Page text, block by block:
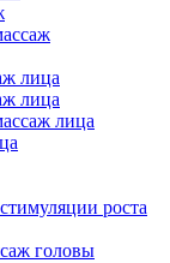
лица
лица
лица
роста
головы